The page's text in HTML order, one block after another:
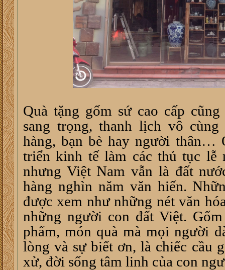
Quà tặng gốm sứ cao cấp
sang trọng, thanh lịch vô
hàng, bạn bè hay người thân…
triển kinh tế làm các thủ tục lễ
nhưng Việt Nam vẫn là đất
hàng nghìn năm văn hiến.
được xem như những nét văn
những người con đất Việt.
phẩm, món quà mà mọi người
lòng và sự biết ơn, là chiếc cầu
xử, đời sống tâm linh của con